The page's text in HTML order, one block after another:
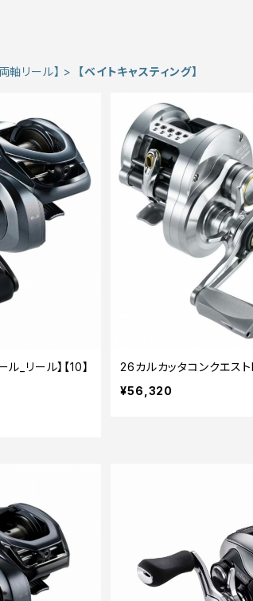
両軸リール】 【ベイトキャスティング】
リール】【10】
26カルカッタコンクエス
¥56,320